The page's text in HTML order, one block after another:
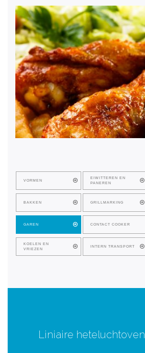
CONTACT
ZOEKEN OP TREFWOORD
VORMEN
EIWITTEREN EN
PANEREN
BAKKEN GRILLMARKING
GAREN CONTACT COOKER
KOELEN EN
VRIEZEN
INTERN TRANSPORT
Liniaire heteluchtoven